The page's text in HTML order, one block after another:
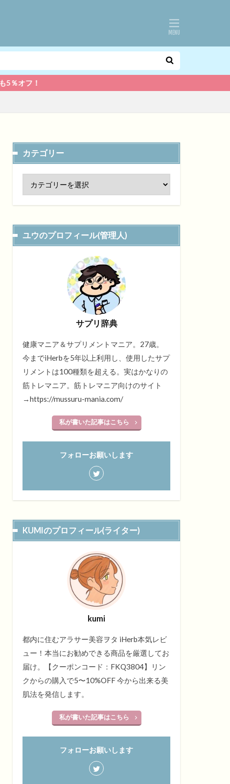
カテゴリー
ユウのプロフィール(管理人)
サプリ辞典
健康マニア＆サプリメントマニア。27歳。
今までiHerbを5年以上利用し、使用したサプ
リメントは100種類を超える。実はかなりの
筋トレマニア。筋トレマニア向けのサイト
→https://mussuru-mania.com/
私が書いた記事はこちら
フォローお願いします
KUMIのプロフィール(ライター)
kumi
都内に住むアラサー美容ヲタ iHerb本気レビ
ュー！本当にお勧めできる商品を厳選してお
届け。【クーポンコード：FKQ3804】リン
クからの購入で5〜10%OFF 今から出来る美
肌法を発信します。
私が書いた記事はこちら
フォローお願いします